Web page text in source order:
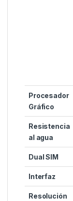
Procesador
Gráfico
Resistencia
al agua
Dual SIM
Interfaz
Resolución